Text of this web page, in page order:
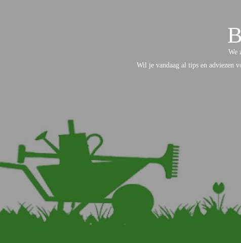
We
Wil je vandaag al tips en adviezen